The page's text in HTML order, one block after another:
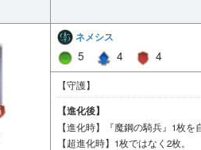
ネメシス
5 4 4
【守護】
【進化後】
【進化時】『魔鋼の騎兵』1枚
【超進化時】1枚ではなく2枚。